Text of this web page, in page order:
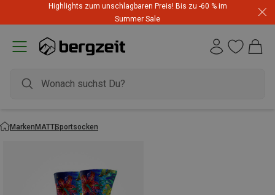
Highlights zum unschlagbaren Preis! Bis zu -60 % im
Summer Sale
MarkenMATTSportsocken